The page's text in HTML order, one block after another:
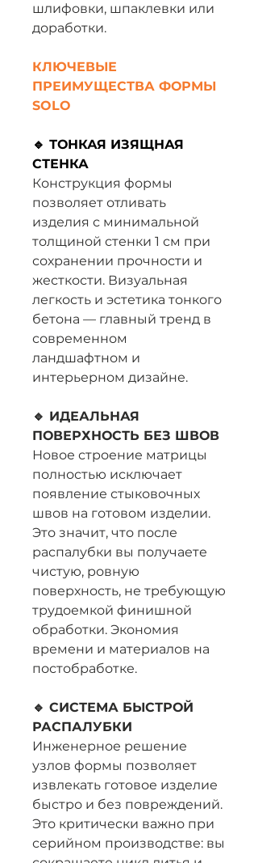
шлифовки, шпаклевки или
доработки.
КЛЮЧЕВЫЕ
ПРЕИМУЩЕСТВА ФОРМЫ
SOLO
🔹 ТОНКАЯ ИЗЯЩНАЯ
СТЕНКА
Конструкция формы
позволяет отливать
изделия с минимальной
толщиной стенки 1 см при
сохранении прочности и
жесткости. Визуальная
легкость и эстетика тонкого
бетона — главный тренд в
современном
ландшафтном и
интерьерном дизайне.
🔹 ИДЕАЛЬНАЯ
ПОВЕРХНОСТЬ БЕЗ ШВОВ
Новое строение матрицы
полностью исключает
появление стыковочных
швов на готовом изделии.
Это значит, что после
распалубки вы получаете
чистую, ровную
поверхность, не требующую
трудоемкой финишной
обработки. Экономия
времени и материалов на
постобработке.
🔹 СИСТЕМА БЫСТРОЙ
РАСПАЛУБКИ
Инженерное решение
узлов формы позволяет
извлекать готовое изделие
быстро и без повреждений.
Это критически важно при
серийном производстве: вы